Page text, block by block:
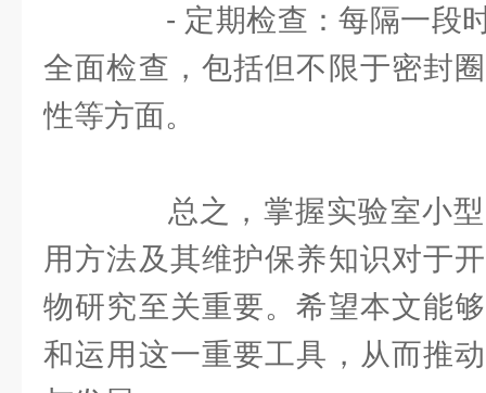
- 定期检查：每隔一段时
全面检查，包括但不限于密封
性等方面。
总之，掌握实验室小型
用方法及其维护保养知识对于
物研究至关重要。希望本文能
和运用这一重要工具，从而推